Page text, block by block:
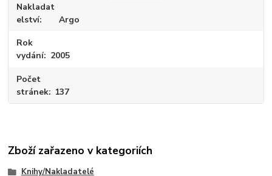
Nakladat
elství
Argo
Rok
vydání
2005
Počet
stránek
137
Zboží zařazeno v kategoriích
Knihy/Nakladatelé